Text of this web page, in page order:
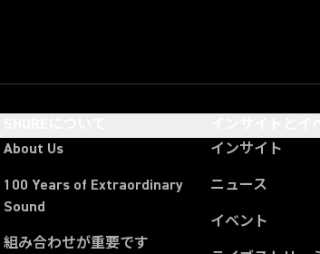
About Us
100 Years of Extraordinary
Sound
組み合わせが重要です
インサイト
ニュース
イベント